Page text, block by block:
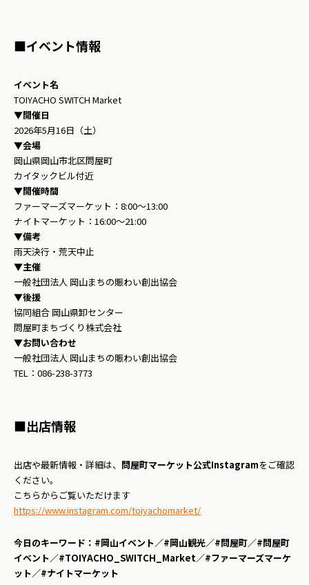
■イベント情報
イベント名
TOIYACHO SWITCH Market
▼開催日
2026年5月16日（土）
▼会場
岡山県岡山市北区問屋町
カイタックビル付近
▼開催時間
ファーマーズマーケット：8:00〜13:00
ナイトマーケット：16:00〜21:00
▼備考
雨天決行・荒天中止
▼主催
一般社団法人 岡山まちの賑わい創出協会
▼後援
協同組合 岡山県卸センター
問屋町まちづくり株式会社
▼お問い合わせ
一般社団法人 岡山まちの賑わい創出協会
TEL：086-238-3773
■出店情報
出店や最新情報・詳細は、 問屋町マーケット公式Instagramをご確認
ください。
こちらからご覧いただけます
https://www.instagram.com/toiyachomarket/
今日のキーワード：#岡山イベント／#岡山観光／#問屋町／#問屋町
イベント／#TOIYACHO_SWITCH_Market／#ファーマーズマーケ
ット／#ナイトマーケット